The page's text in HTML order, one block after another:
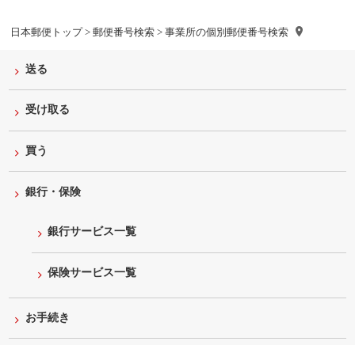
日本郵便トップ> 郵便番号検索> 事業所の個別郵便番号検索
送る
受け取る
買う
銀行・保険
銀行サービス一覧
保険サービス一覧
お手続き